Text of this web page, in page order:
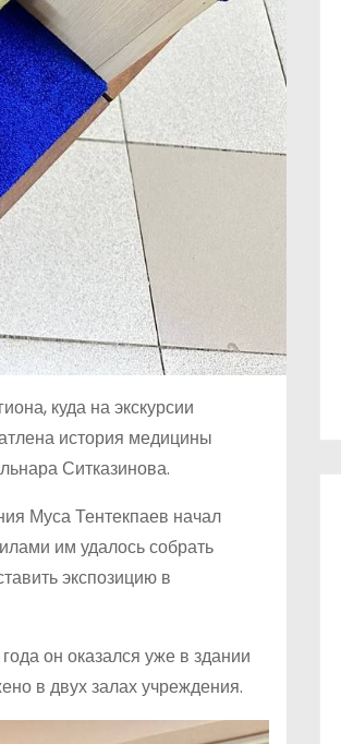
куда на экскурсии
история медицины
Ситказинова.
Муса Тентекпаев начал
им удалось собрать
экспозицию в
он оказался уже в здании
в двух залах учреждения.